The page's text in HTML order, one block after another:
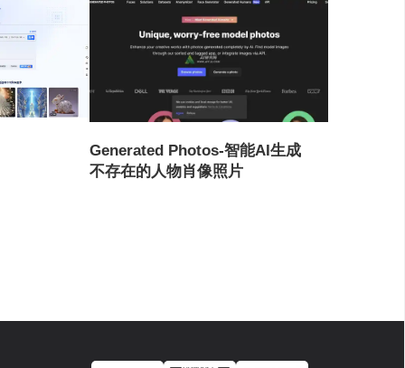
Generated Photos-智能AI生成
不存在的人物肖像照片